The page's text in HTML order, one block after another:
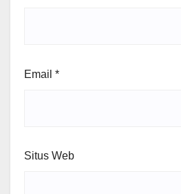
Email *
Situs Web